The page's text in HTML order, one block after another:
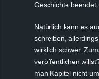
Geschichte beendet
Natürlich kann es
schreiben,
wirklich schwer.
veröffentlichen
man Kapitel nicht